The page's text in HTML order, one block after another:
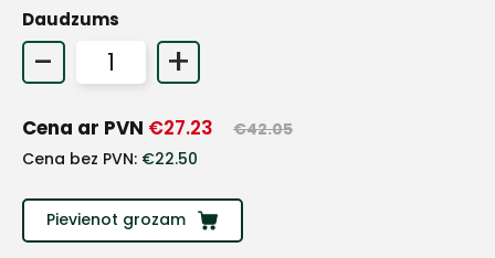
Daudzums
- +
Cena ar PVN €27.23 €42.05
Cena bez PVN: €22.50
Pievienot grozam
+